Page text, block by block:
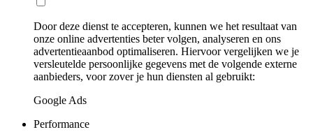
Door deze dienst te accepteren, kunnen we het resultaat van
onze online advertenties beter volgen, analyseren en ons
advertentieaanbod optimaliseren. Hiervoor vergelijken we je
versleutelde persoonlijke gegevens met de volgende externe
aanbieders, voor zover je hun diensten al gebruikt:
Google Ads
Performance